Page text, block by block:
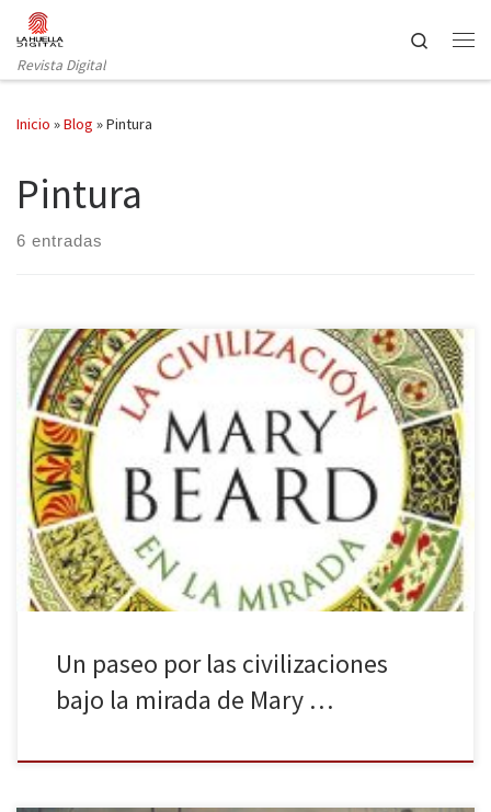
Saltar al contenido
Revista Digital
Search
Inicio »Blog »Pintura
Pintura
6 entradas
La editorial Crítica (Grupo Planeta) ha publicado la última obra de
Mary Beard, Premio Princesa de Asturias de Ciencias Sociales en
2016, un libro sobre el arte y la forma de ver la realidad por los
diferentes pueblos. La civilización en la mirada (febrero de 2019),
traducción de Civilizations: How […]
Un paseo por las civilizaciones
bajo la mirada de Mary …